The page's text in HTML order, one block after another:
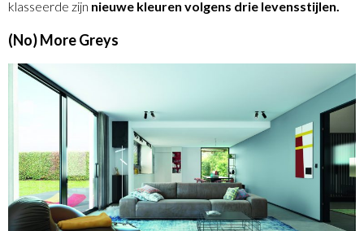
klasseerde zijn nieuwe kleuren volgens drie levensstijlen.
(No) More Greys